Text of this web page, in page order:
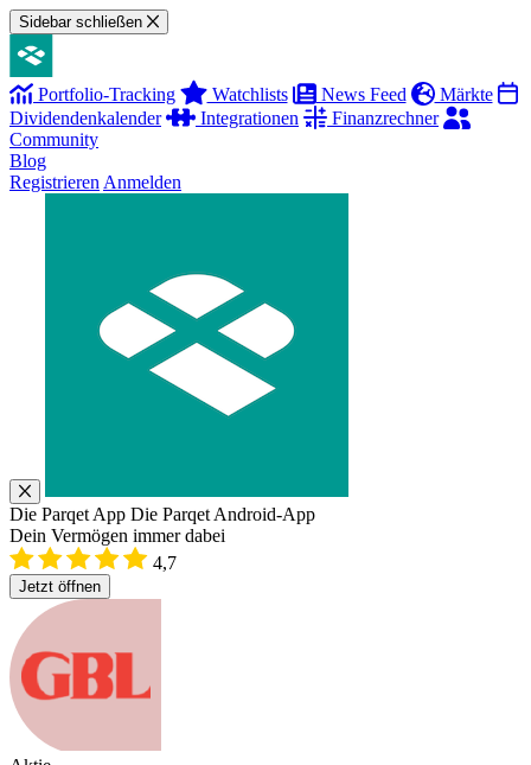
Sidebar schließen
Portfolio-Tracking Watchlists News Feed
Märkte
Dividendenkalender
Integrationen
Finanzrechner
Community
Blog
Registrieren Anmelden
Die Parqet App Die Parqet Android-App
Dein Vermögen immer dabei
4,7
Jetzt öffnen